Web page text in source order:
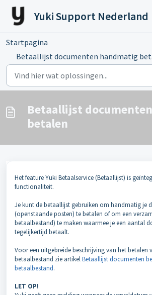
Doorgaan naar hoofdinhoud
Yuki Support Nederland
Startpagina
Betaallijst documenten handmatig
Betaallijst
betalen
Het feature Yuki Betaalservice (Betaallijst) is
functionaliteit.
Je kunt de betaallijst gebruiken om handmatig je
(openstaande posten) te betalen of om een
betaalbestand) te maken waarmee je een aantal
tegelijkertijd betaalt.
Voor een uitgebreide beschrijving van het betalen
betaalbestand zie artikelBetaallijst documenten
betaalbestand.
LET OP!